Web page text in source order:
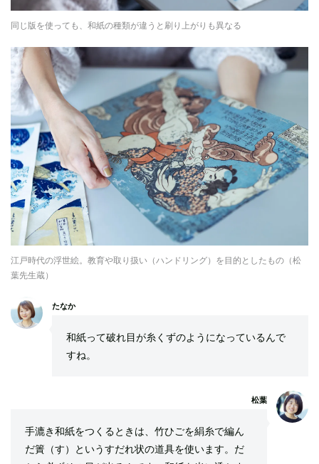
同じ版を使っても、和紙の種類が違うと刷り上がりも異なる
江戸時代の浮世絵。教育や取り扱い（ハンドリング）を目的としたもの（松
葉先生蔵）
たなか
和紙って破れ目が糸くずのようになっているんで
すね。
松葉
手漉き和紙をつくるときは、竹ひごを絹糸で編ん
だ簀（す）というすだれ状の道具を使います。だ